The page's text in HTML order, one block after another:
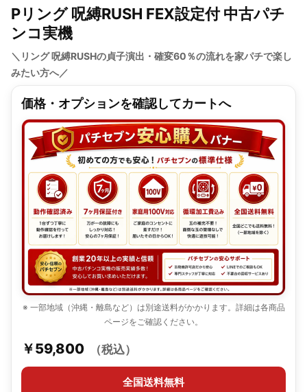
Pリング 呪縛RUSH FEX設定付 中古パチ
ンコ実機
＼リング 呪縛RUSHの貞子演出・確変60％の流れを家パチで楽し
みたい方へ／
価格・オプションを確認してカートへ
※ 一部地域（沖縄・離島など）は別途送料がかかります。詳細は各商品
ページをご確認ください。
￥59,800 （税込）
全国送料無料